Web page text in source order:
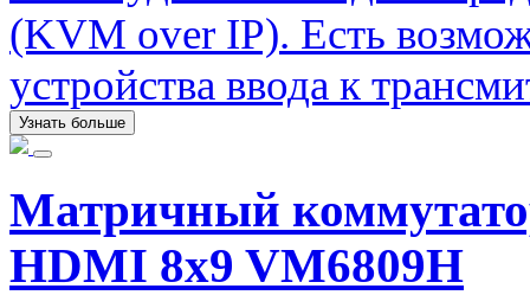
(KVM over IP). Есть
устройства ввода к
Узнать больше
Матричный
HDMI 8x9 VM6809H